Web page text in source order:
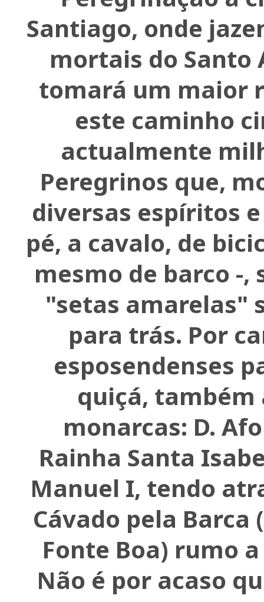
Santiago, onde
mortais do Santo
tomará um maior
este caminho
actualmente
Peregrinos que,
diversas espíritos
pé, a cavalo, de
mesmo de barco -,
"setas amarelas"
para trás. Por
esposendenses
quiçá, também
monarcas: D.
Rainha Santa
Manuel I, tendo
Cávado pela Barca
Fonte Boa) rumo
Não é por acaso